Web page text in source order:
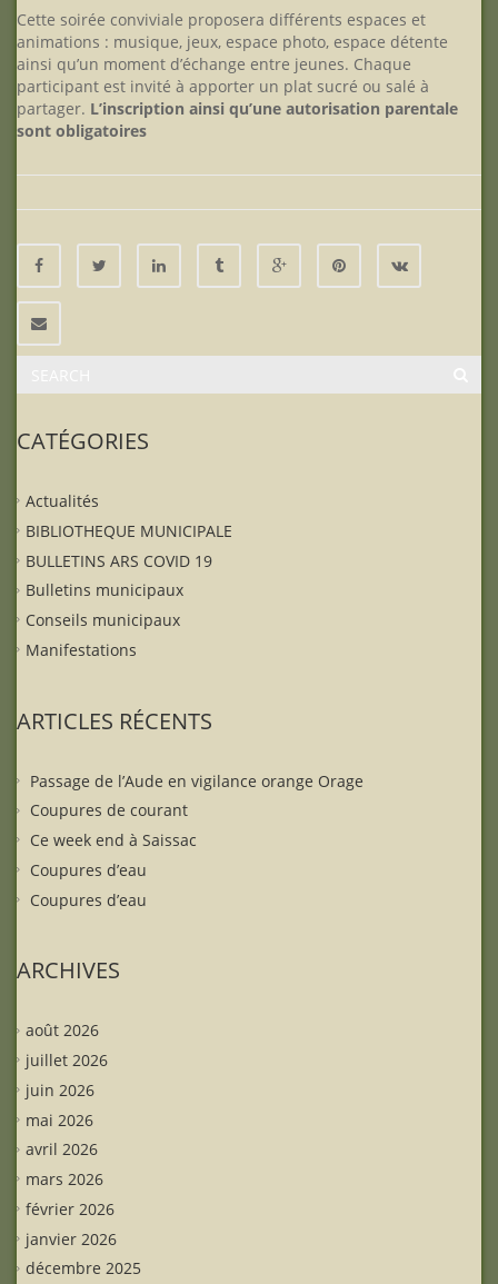
Cette soirée conviviale proposera différents espaces et
animations : musique, jeux, espace photo, espace détente
ainsi qu’un moment d’échange entre jeunes. Chaque
participant est invité à apporter un plat sucré ou salé à
partager. L’inscription ainsi qu’une autorisation parentale
sont obligatoires
CATÉGORIES
Actualités
BIBLIOTHEQUE MUNICIPALE
BULLETINS ARS COVID 19
Bulletins municipaux
Conseils municipaux
Manifestations
ARTICLES RÉCENTS
Passage de l’Aude en vigilance orange Orage
Coupures de courant
Ce week end à Saissac
Coupures d’eau
Coupures d’eau
ARCHIVES
août 2026
juillet 2026
juin 2026
mai 2026
avril 2026
mars 2026
février 2026
janvier 2026
décembre 2025